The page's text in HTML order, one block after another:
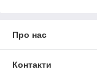
Про нас
Контакти